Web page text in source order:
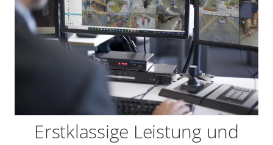
Erstklassige Leistung und